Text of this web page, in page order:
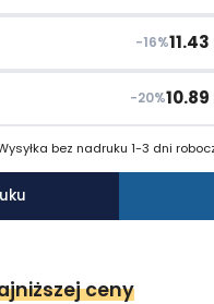
−16%11.43
−20%10.89
bez nadruku 1-3 dni
ceny